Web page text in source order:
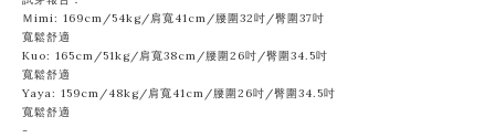
Ｍimi: 169cm/54kg/肩寬41cm/腰圍32吋/臀圍37吋
寬鬆舒適
Kuo: 165cm/51kg/肩寬38cm/腰圍26吋/臀圍34.5吋
寬鬆舒適
Yaya: 159cm/48kg/肩寬41cm/腰圍26吋/臀圍34.5吋
寬鬆舒適
-